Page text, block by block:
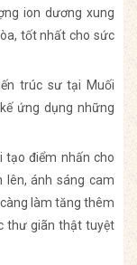
ion dương xung
tốt nhất cho sức
trúc sư tại Muối
ứng dụng những
tạo điểm nhấn cho
lên, ánh sáng cam
làm tăng thêm
thư giãn thật tuyệt